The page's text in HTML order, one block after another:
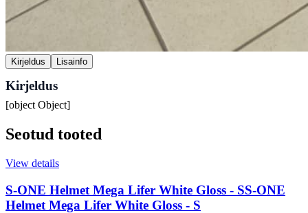
Kirjeldus Lisainfo
Kirjeldus
[object Object]
Seotud tooted
View details
S-ONE Helmet Mega Lifer White Gloss - SS-ONE
Helmet Mega Lifer White Gloss - S